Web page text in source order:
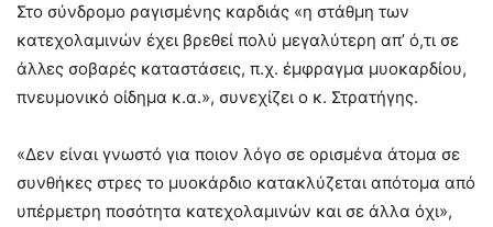
Στο σύνδρομο ραγισμένης καρδιάς «η στάθμη των
κατεχολαμινών έχει βρεθεί πολύ μεγαλύτερη απ’ ό,τι σε
άλλες σοβαρές καταστάσεις, π.χ. έμφραγμα μυοκαρδίου,
πνευμονικό οίδημα κ.α.», συνεχίζει ο κ. Στρατήγης.
«Δεν είναι γνωστό για ποιον λόγο σε ορισμένα άτομα σε
συνθήκες στρες το μυοκάρδιο κατακλύζεται απότομα από
υπέρμετρη ποσότητα κατεχολαμινών και σε άλλα όχι»,